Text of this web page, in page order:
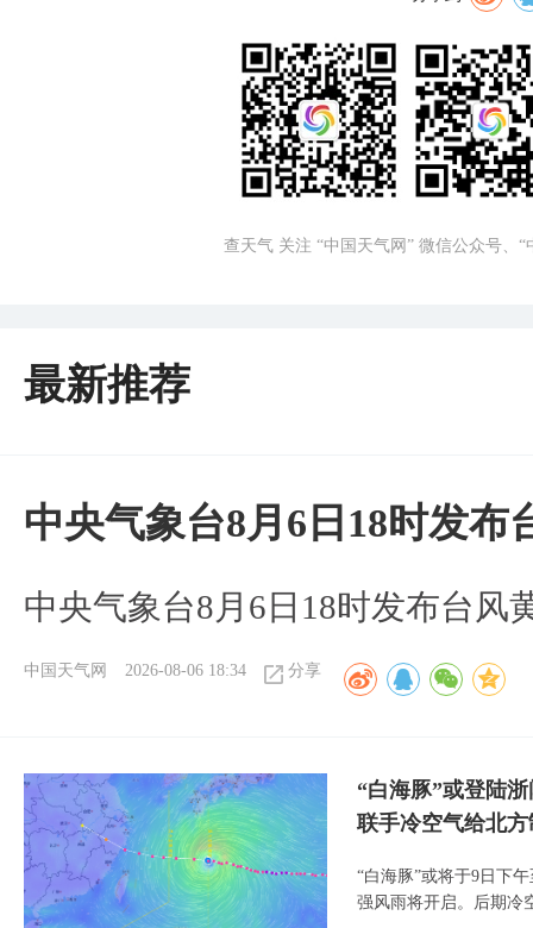
查天气 关注 “中国天气网” 微信公众号、
最新推荐
中央气象台8月6日18时发布
中央气象台8月6日18时发布台风
中国天气网 2026-08-06 18:34 分享
“白海豚”或登陆
联手冷空气给北
“白海豚”或将于9日下
强风雨将开启。后期冷